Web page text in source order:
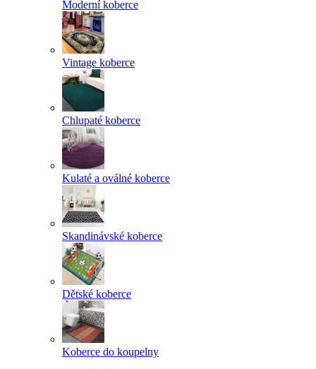
Moderní koberce
Vintage koberce
Chlupaté koberce
Kulaté a oválné koberce
Skandinávské koberce
Dětské koberce
Koberce do koupelny